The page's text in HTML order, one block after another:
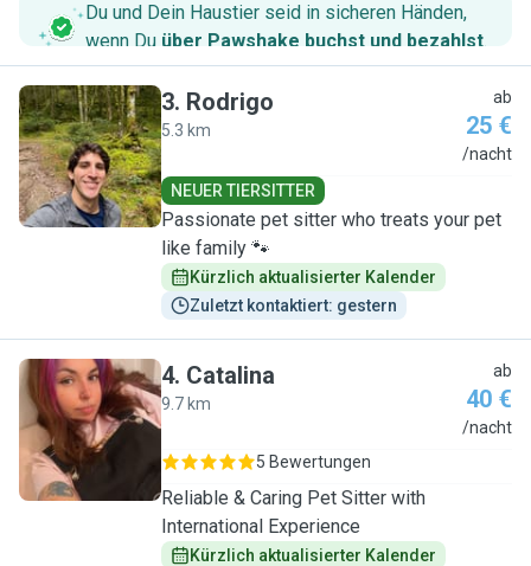
Du und Dein Haustier seid in sicheren Händen,
wenn Du über Pawshake buchst und bezahlst.
R
3. Rodrigo
5.3 km
ab
25 €
/nacht
NEUER TIERSITTER
Passionate pet sitter who treats your pet
like family 🐾
Kürzlich aktualisierter Kalender
Zuletzt kontaktiert: gestern
C
4. Catalina
9.7 km
ab
40 €
/nacht
5 Bewertungen
Reliable & Caring Pet Sitter with
International Experience
Kürzlich aktualisierter Kalender